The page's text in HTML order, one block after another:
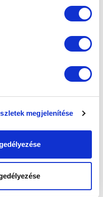
megjelenítése